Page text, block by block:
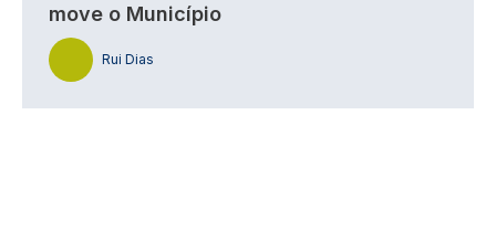
move o Município
Rui Dias